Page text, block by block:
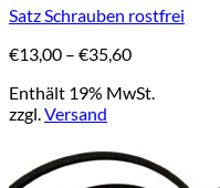
mehrere
auf.
Die
Optionen
können
der
Satz Schrauben rostfrei
€13,00 – €35,60Preisspanne:
bis
Enthält 19% MwSt.
zzgl.Versand